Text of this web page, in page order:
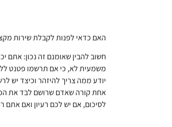
האם כדאי לפנות לקבלת שירות
חשוב להבין שאומנם זה נכון: אתם
משמעית לא, כי אם תרשמו פטנט
יודע ממה צריך להיזהר וכיצד יש
אחת קורה שאדם שרושם לבד את
לסיכום, אם יש לכם רעיון ואם אתם